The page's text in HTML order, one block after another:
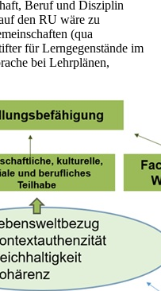
Beruf und Disziplin
den RU wäre zu
(qua
für Lerngegenstände im
bei Lehrplänen,